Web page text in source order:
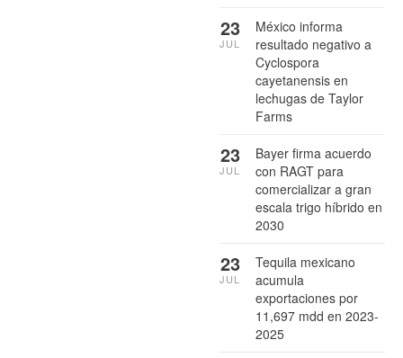
México informa
resultado negativo a
Cyclospora
cayetanensis en
lechugas de Taylor
Farms
23
JUL
Bayer firma acuerdo
con RAGT para
comercializar a gran
escala trigo híbrido en
2030
23
JUL
Tequila mexicano
acumula
exportaciones por
11,697 mdd en 2023-
2025
23
JUL